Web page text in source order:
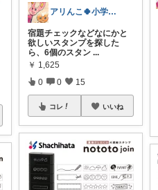
アリんこ🍀小学生ママ 経由購入感謝です
宿題チェックなどなにかと
欲しいスタンプを探した
ら、6個のスタン ...
￥ 1,625
0 0 15
コレ いいね